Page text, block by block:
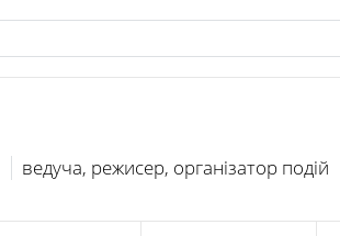
ведуча, режисер, організатор подій